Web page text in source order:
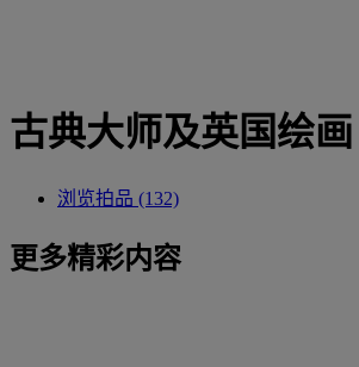
古典大师及英国绘画
浏览拍品 (132)
更多精彩内容